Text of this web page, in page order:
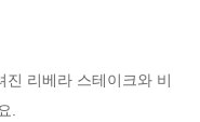
진 리베라 스테이크와 비
.